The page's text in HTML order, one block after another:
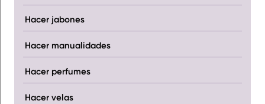
Hacer jabones
Hacer manualidades
Hacer perfumes
Hacer velas